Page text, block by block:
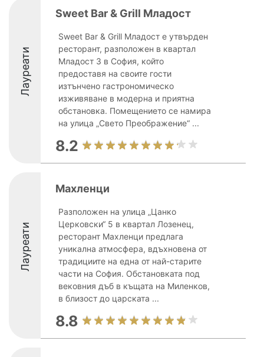
Лауреати
Sweet Bar & Grill Младост
Sweet Bar & Grill Младост е утвърден
ресторант, разположен в квартал
Младост 3 в София, който
предоставя на своите гости
изтънчено гастрономическо
изживяване в модерна и приятна
обстановка. Помещението се намира
на улица „Свето Преображение“ ...
8.2
Лауреати
Махленци
Разположен на улица „Цанко
Церковски“ 5 в квартал Лозенец,
ресторант Махленци предлага
уникална атмосфера, вдъхновена от
традициите на една от най-старите
части на София. Обстановката под
вековния дъб в къщата на Миленков,
в близост до царската ...
8.8